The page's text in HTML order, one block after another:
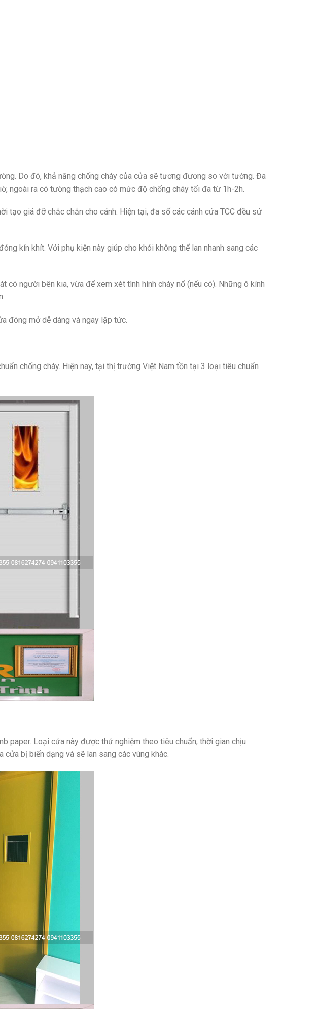
Do đó, khả năng chống cháy của cửa sẽ tương đương so với tường. Đa
ngoài ra có tường thạch cao có mức độ chống cháy tối đa từ 1h-2h.
tạo giá đỡ chắc chắn cho cánh. Hiện tại, đa số các cánh cửa TCC đều sử
kín khít. Với phụ kiện này giúp cho khói không thể lan nhanh sang các
có người bên kia, vừa để xem xét tình hình cháy nổ (nếu có). Những ô kính
đóng mở dễ dàng và ngay lập tức.
chống cháy. Hiện nay, tại thị trường Việt Nam tồn tại 3 loại tiêu chuẩn
paper. Loại cửa này được thử nghiệm theo tiêu chuẩn, thời gian chịu
bị biến dạng và sẽ lan sang các vùng khác.